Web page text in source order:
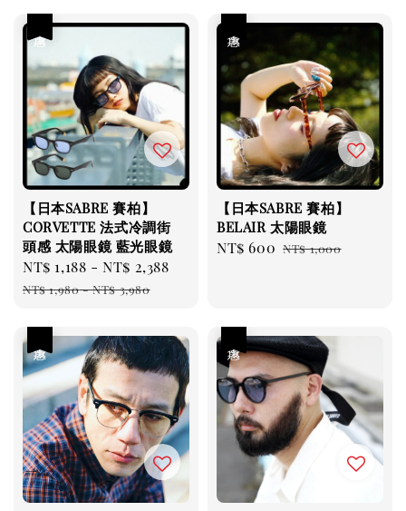
【日本SABRE 賽柏】
CORVETTE 法式冷調街
頭感 太陽眼鏡 藍光眼鏡
Sale
price
NT$ 1,188 -NT$ 2,388
NT$ 1,980-NT$ 3,980
【日本SABRE 賽柏】
BELAIR 太陽眼鏡
Sale
NT$ 600 Regular
NT$ 1,000